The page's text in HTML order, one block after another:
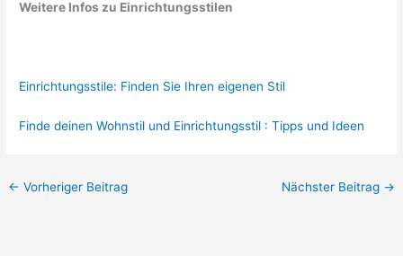
Weitere Infos zu Einrichtungsstilen
Einrichtungsstile: Finden Sie Ihren eigenen Stil
Finde deinen Wohnstil und Einrichtungsstil : Tipps und Ideen
← Vorheriger Beitrag Nächster Beitrag →